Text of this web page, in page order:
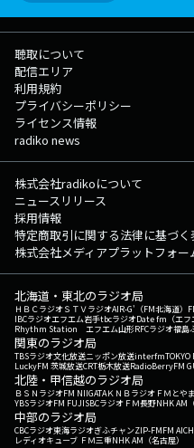
聴取について
配信エリア
利用規約
プライバシーポリシー
ライセンス情報
radiko news
株式会社radikoについて
ニュースリリース
採用情報
特定商取引に関する法律に基づく
株式会社メディアプラットフォー
北海道・東北のラジオ局
ＨＢＣラジオＳＴＶラジオAIR-G'（FM北海道）
IBCラジオエフエム岩手tbcラジオDate fm（エフ
Rhythm Station エフエム山形RFCラジオ福島
関東のラジオ局
TBSラジオ文化放送ニッポン放送interfmTOKYO
LuckyFM 茨城放送CRT栃木放送RadioBerryFM
北陸・甲信越のラジオ局
ＢＳＮラジオFM NIIGATAＫＮＢラジオ ＦＭとやま
YBSラジオFM FUJISBCラジオ ＦＭ長野NHK AM
中部のラジオ局
CBCラジオ東海ラジオぎふチャンZIP-FMFM
レディオキューブ ＦＭ三重NHK AM（名古屋）